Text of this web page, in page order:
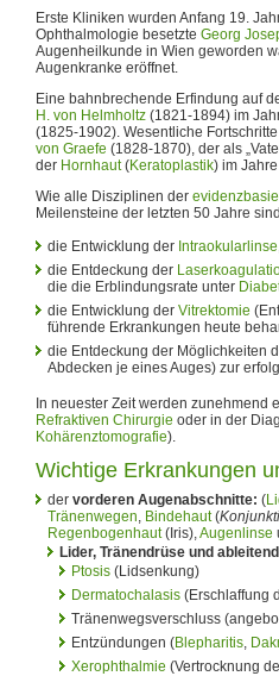
Erste Kliniken wurden Anfang 19.
Ophthalmologie besetzte Georg
Augenheilkunde in Wien geworden
Augenkranke eröffnet.
Eine bahnbrechende Erfindung auf
H. von Helmholtz (1821-1894) im
(1825-1902). Wesentliche
von Graefe (1828-1870), der als
der Hornhaut(Keratoplastik) im
Wie alle Disziplinen der
Meilensteine der letzten 50 Jahre sind
die Entwicklung der Intraokularlinse
die Entdeckung der
die die Erblindungsrate unter
die Entwicklung der Vitrektomie
führende Erkrankungen heute
die Entdeckung der Möglichkeiten
Abdecken je eines Auges) zur
In neuester Zeit werden zunehmend
Refraktiven Chirurgie oder in der
Kohärenztomografie).
Wichtige Erkrankungen
der vorderen Augenabschnitte: (
Tränenwegen, Bindehaut(
Regenbogenhaut(Iris),Augenlinse
Lider, Tränendrüse und
Ptosis (Lidsenkung)
Dermatochalasis (Erschlaffung
Tränenwegsverschluss
Entzündungen (Blepharitis,
Xerophthalmie (Vertrocknung